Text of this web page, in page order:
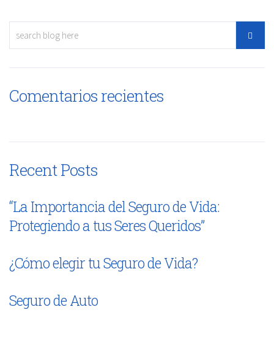
Comentarios recientes
Recent Posts
“La Importancia del Seguro de Vida:
Protegiendo a tus Seres Queridos”
¿Cómo elegir tu Seguro de Vida?
Seguro de Auto